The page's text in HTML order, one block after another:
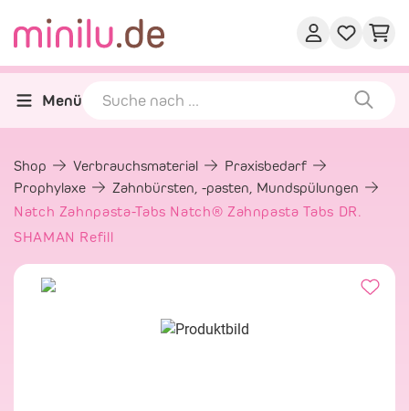
Menü
Shop Verbrauchsmaterial
Praxisbedarf
Prophylaxe
Zahnbürsten, -pasten, Mundspülungen
Natch Zahnpasta-Tabs Natch® Zahnpasta Tabs DR.
SHAMAN Refill